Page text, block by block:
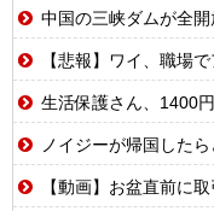
中国の三峡ダムが全開
【悲報】ワイ、職場
生活保護さん、1400円
ノイジーが帰国したらど
【動画】お盆直前に取引先部長が「高級和牛